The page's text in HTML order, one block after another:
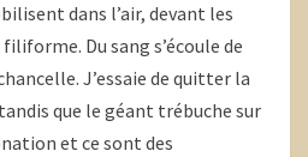
dans l’air, devant les
Du sang s’écoule de
J’essaie de quitter la
que le géant trébuche sur
et ce sont des